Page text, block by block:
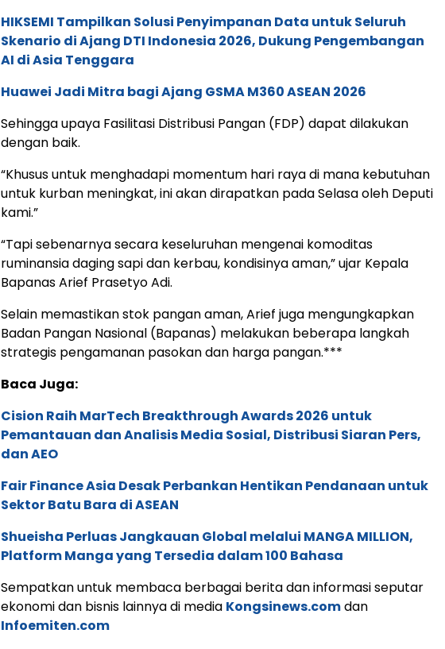
HIKSEMI Tampilkan Solusi Penyimpanan Data untuk Seluruh
Skenario di Ajang DTI Indonesia 2026, Dukung Pengembangan
AI di Asia Tenggara
Huawei Jadi Mitra bagi Ajang GSMA M360 ASEAN 2026
Sehingga upaya Fasilitasi Distribusi Pangan (FDP) dapat dilakukan
dengan baik.
“Khusus untuk menghadapi momentum hari raya di mana kebutuhan
untuk kurban meningkat, ini akan dirapatkan pada Selasa oleh Deputi
kami.”
“Tapi sebenarnya secara keseluruhan mengenai komoditas
ruminansia daging sapi dan kerbau, kondisinya aman,” ujar Kepala
Bapanas Arief Prasetyo Adi.
Selain memastikan stok pangan aman, Arief juga mengungkapkan
Badan Pangan Nasional (Bapanas) melakukan beberapa langkah
strategis pengamanan pasokan dan harga pangan.***
Baca Juga:
Cision Raih MarTech Breakthrough Awards 2026 untuk
Pemantauan dan Analisis Media Sosial, Distribusi Siaran Pers,
dan AEO
Fair Finance Asia Desak Perbankan Hentikan Pendanaan untuk
Sektor Batu Bara di ASEAN
Shueisha Perluas Jangkauan Global melalui MANGA MILLION,
Platform Manga yang Tersedia dalam 100 Bahasa
Sempatkan untuk membaca berbagai berita dan informasi seputar
ekonomi dan bisnis lainnya di media Kongsinews.comdan
Infoemiten.com